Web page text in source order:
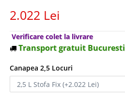
2.022 Lei
Verificare colet la livrare
Transport gratuit Bucuresti
Canapea 2,5 Locuri